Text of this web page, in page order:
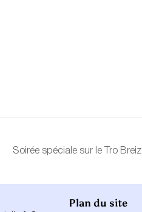
Soirée spéciale sur le Tro Breiz
Plan du site